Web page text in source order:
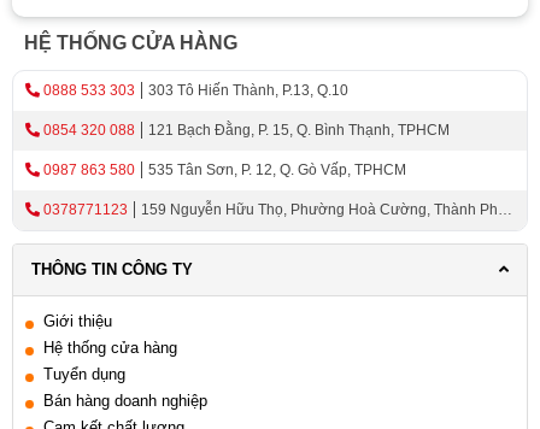
vệ sinh môi trường, tiết kiệm chi phí xử lý sau lọc.
Thiết kế nhỏ gọn, dễ lắp đặt
nhỏ gọn, dễ dàng lắp đặt ở mọi vị trí mà bạn cảm thấy
thuận tiện nhất trong nhà như: Dưới vòi nước, trong tủ,…
HỆ THỐNG CỬA HÀNG
0888 533 303 303 Tô Hiến Thành, P.13, Q.10
0854 320 088 121 Bạch Đằng, P. 15, Q. Bình Thạnh, TPHCM
0987 863 580 535 Tân Sơn, P. 12, Q. Gò Vấp, TPHCM
0378771123
159 Nguyễn Hữu Thọ, Phường Hoà Cường, Thành Phố
THÔNG TIN CÔNG TY
Giới thiệu
Hệ thống cửa hàng
Tuyển dụng
Bán hàng doanh nghiệp